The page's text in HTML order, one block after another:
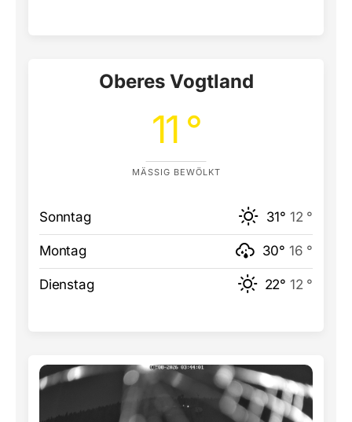
Oberes Vogtland
11 °
MÄSSIG BEWÖLKT
Sonntag 31° 12 °
Montag 30° 16 °
Dienstag 22° 12 °